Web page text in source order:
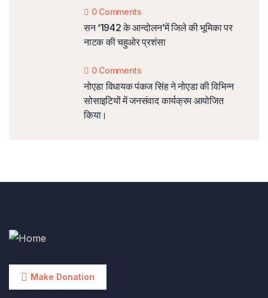
0 Comments
सन ‘1942 के आन्दोलन’में जिले की भूमिका पर
नाटक की चहुओर प्रशंसा
0 Comments
नोएडा विधायक पंकज सिंह ने नोएडा की विभिन्न
सोसाइटियों में जनसंवाद कार्यक्रम आयोजित
किया।
Make Donation